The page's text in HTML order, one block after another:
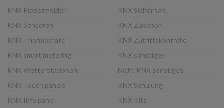
KNX Präsezmelder
KNX Sensoren
KNX Thermostate
KNX smart metering
KNX Wetterstationen
KNX Touch panels
KNX Info panel
KNX Sicherheit
KNX Zubehör
KNX Zutrittskontrolle
KNX sonstiges
Nicht KNX sonstiges
KNX Schulung
KNX Kits